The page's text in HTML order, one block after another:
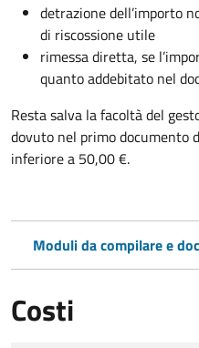
detrazione dell’importo
di riscossione utile
rimessa diretta, se
quanto addebitato nel
Resta salva la facoltà del
dovuto nel primo documento
inferiore a 50,00 €.
Moduli da compilare e
Costi